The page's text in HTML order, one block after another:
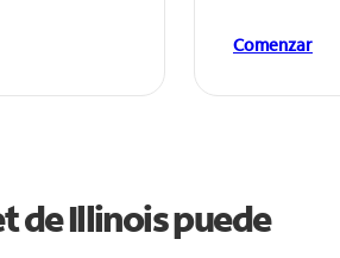
Comenzar
de Illinois puede